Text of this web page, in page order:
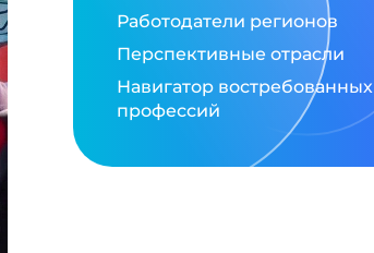
Работодатели регионов
Перспективные отрасли
Навигатор востребованных
профессий